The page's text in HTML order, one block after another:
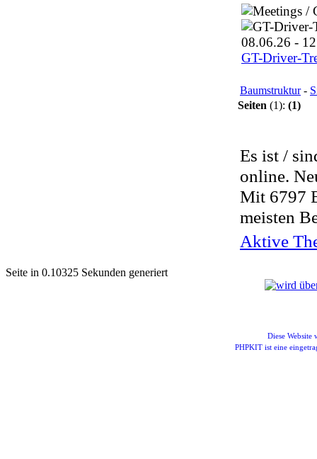
GT-Driver-
Baumstruktur-
Seiten (1): (1)
Es ist /
online.
Mit 6797
meisten
Aktive
Seite in 0.10325 Sekunden generiert
Diese Website
PHPKIT ist eine